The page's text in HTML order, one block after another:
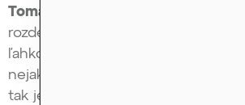
Tomáš Urban:
rozdeliť do viacerých skupín.
ľahko rozpoznateľné, že keď si od
nejaké peniaze či už v klasickej
tak je to podozrivé pred tým, aby